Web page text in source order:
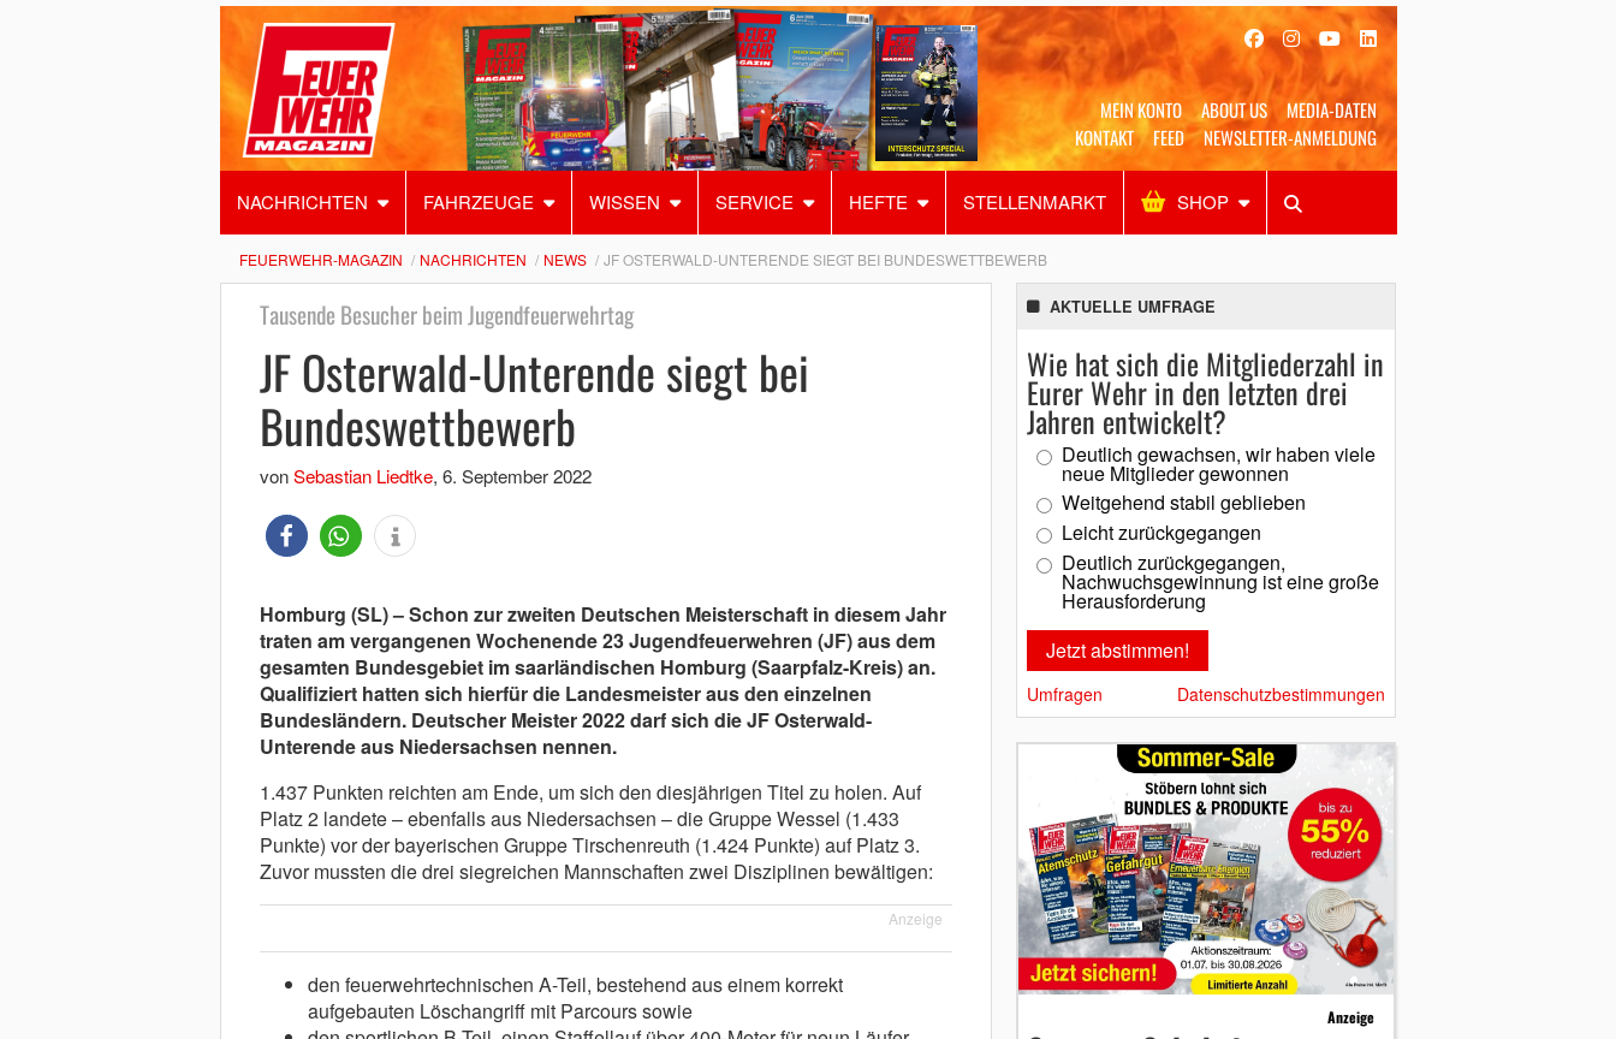
MEIN KONTO ABOUT US
MEDIA-DATEN
KONTAKT
FEED NEWSLETTER-ANMELDUNG
NACHRICHTEN FAHRZEUGE WISSEN SERVICE HEFTE STELLENMARKT SHOP
Alles Shop SUCHEN
FEUERWEHR-MAGAZIN NACHRICHTEN NEWS JF OSTERWALD-UNTERENDE SIEGT BEI BUNDESWETTBEWERB
Tausende Besucher beim Jugendfeuerwehrtag
JF Osterwald-Unterende siegt bei
Bundeswettbewerb
vonSebastian Liedtke, 6. September 2022
Homburg (SL) – Schon zur zweiten Deutschen Meisterschaft in diesem Jahr
traten am vergangenen Wochenende 23 Jugendfeuerwehren (JF) aus dem
gesamten Bundesgebiet im saarländischen Homburg (Saarpfalz-Kreis) an.
Qualifiziert hatten sich hierfür die Landesmeister aus den einzelnen
Bundesländern. Deutscher Meister 2022 darf sich die JF Osterwald-
Unterende aus Niedersachsen nennen.
1.437 Punkten reichten am Ende, um sich den diesjährigen Titel zu holen. Auf
Platz 2 landete – ebenfalls aus Niedersachsen – die Gruppe Wessel (1.433
Punkte) vor der bayerischen Gruppe Tirschenreuth (1.424 Punkte) auf Platz 3.
Zuvor mussten die drei siegreichen Mannschaften zwei Disziplinen bewältigen:
Anzeige
den feuerwehrtechnischen A-Teil, bestehend aus einem korrekt
aufgebauten Löschangriff mit Parcours sowie
AKTUELLE UMFRAGE
Wie hat sich die Mitgliederzahl in
Eurer Wehr in den letzten drei
Jahren entwickelt?
Deutlich gewachsen, wir haben viele
neue Mitglieder gewonnen
Weitgehend stabil geblieben
Leicht zurückgegangen
Deutlich zurückgegangen,
Nachwuchsgewinnung ist eine große
Herausforderung
Umfragen Datenschutzbestimmungen
Anzeige